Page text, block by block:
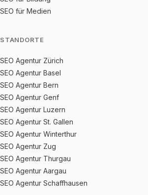
SEO für Medien
STANDORTE
SEO Agentur Zürich
SEO Agentur Basel
SEO Agentur Bern
SEO Agentur Genf
SEO Agentur Luzern
SEO Agentur St. Gallen
SEO Agentur Winterthur
SEO Agentur Zug
SEO Agentur Thurgau
SEO Agentur Aargau
SEO Agentur Schaffhausen